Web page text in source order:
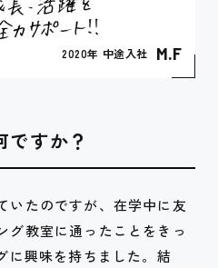
2020年 中途入社 M.F
すか？
いたのですが、在学中に友
グ教室に通ったことをきっ
に興味を持ちました。結